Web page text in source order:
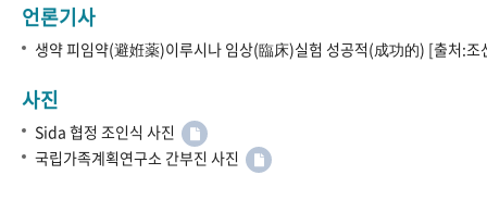
언론기사
생약 피임약(避姙薬)이루시나 임상(臨床)실험 성공적(成功的) [출처:
사진
Sida 협정 조인식 사진
국립가족계획연구소 간부진 사진